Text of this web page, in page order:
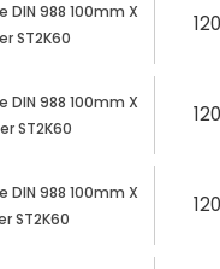
988 100mm X
ST2K60
988 100mm X
ST2K60
988 100mm X
ST2K60